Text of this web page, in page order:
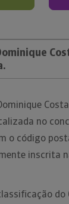
no
o código
inscrita
do